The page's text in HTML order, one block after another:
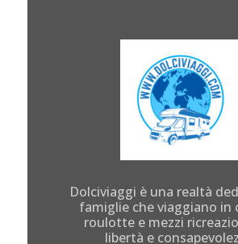
Dolciviaggi è una realtà
famiglie che viaggiano in
roulotte e mezzi
libertà e